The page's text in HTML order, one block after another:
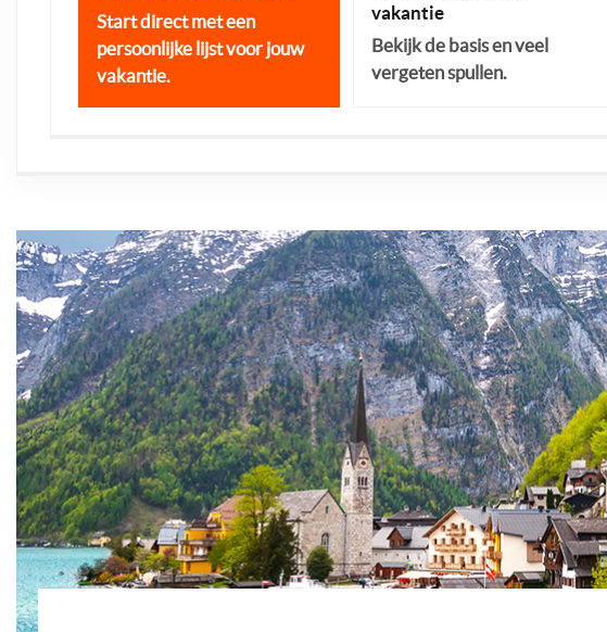
Start direct met een
persoonlijke lijst voor jouw
vakantie.
vakantie
Bekijk de basis en veel
vergeten spullen.